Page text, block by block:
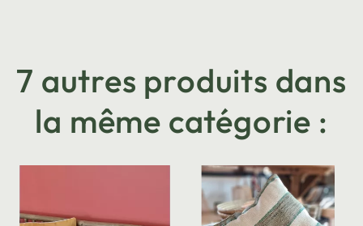
7 autres produits dans
la même catégorie :